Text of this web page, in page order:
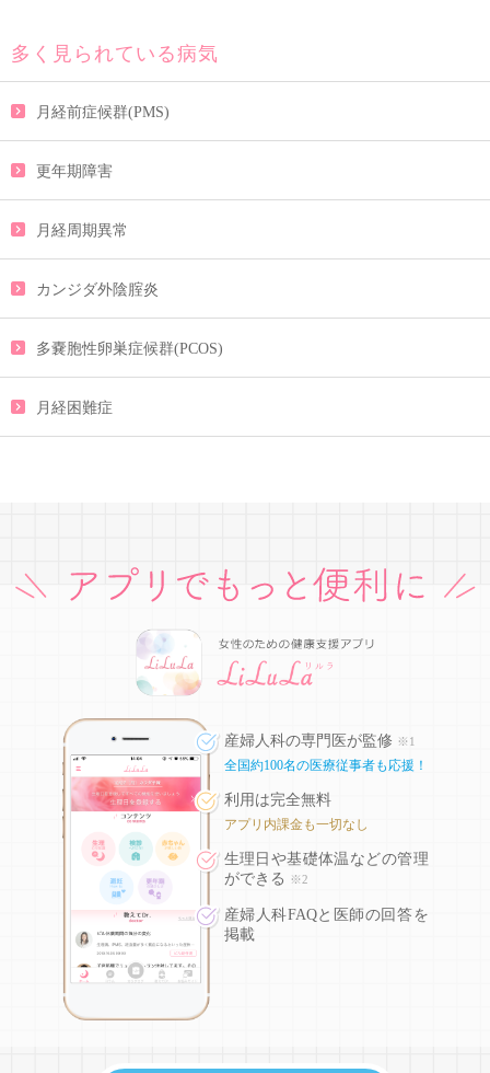
多く見られている病気
月経前症候群(PMS)
更年期障害
月経周期異常
カンジダ外陰腟炎
多嚢胞性卵巣症候群(PCOS)
月経困難症
産婦人科の専門医が監修 ※1
全国約100名の医療従事者も応援！
利用は完全無料
アプリ内課金も一切なし
生理日や基礎体温などの管理
ができる
※2
産婦人科FAQと医師の回答を
掲載